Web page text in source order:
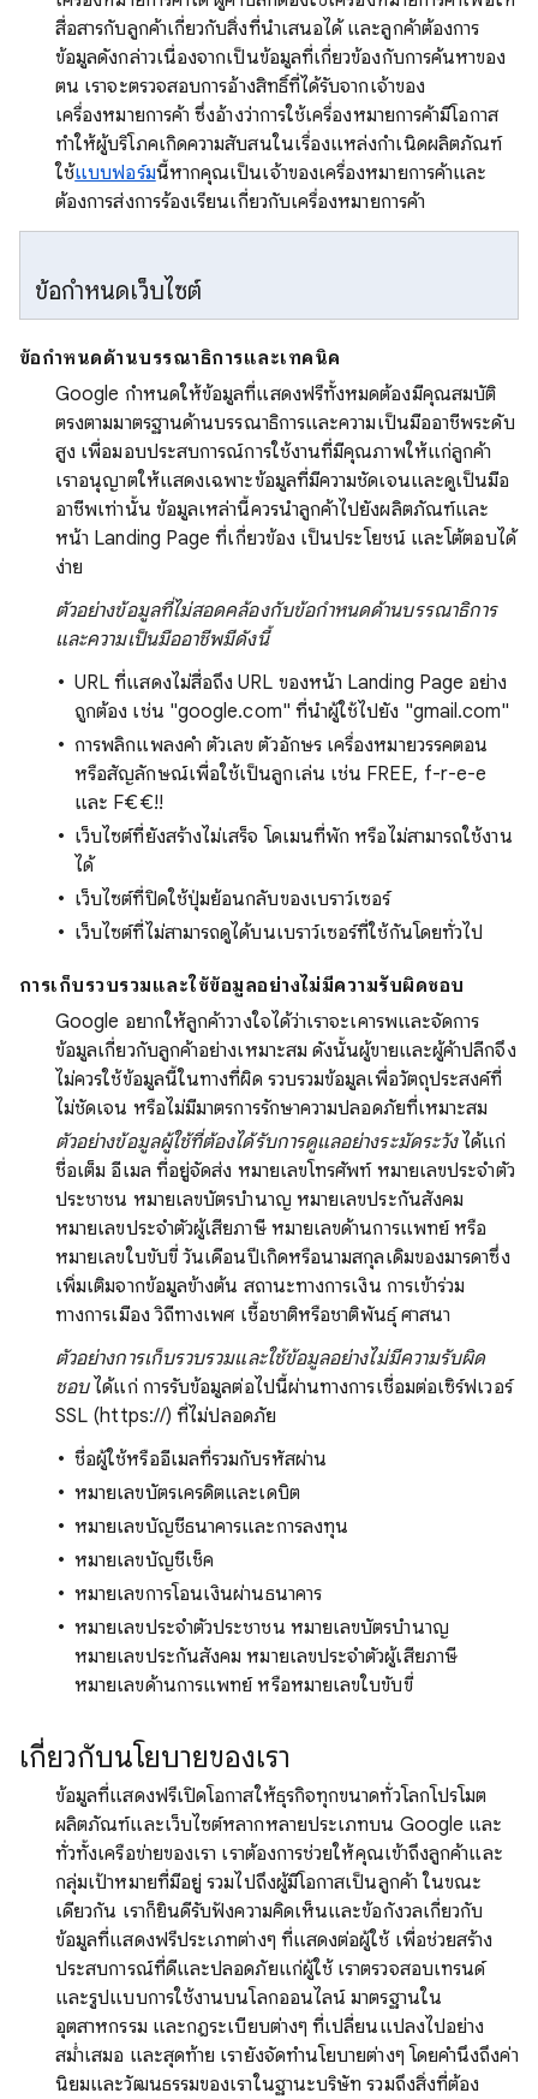
สื่อสารกับลูกค้าเกี่ยวกับสิ่งที่นำเสนอได้ และลูกค้าต้องการ
ข้อมูลดังกล่าวเนื่องจากเป็นข้อมูลที่เกี่ยวข้องกับการค้นหาของ
ตน เราจะตรวจสอบการอ้างสิทธิ์ที่ได้รับจากเจ้าของ
เครื่องหมายการค้า ซึ่งอ้างว่าการใช้เครื่องหมายการค้ามีโอกาส
ทำให้ผู้บริโภคเกิดความสับสนในเรื่องแหล่งกำเนิดผลิตภัณฑ์
ใช้แบบฟอร์มนี้หากคุณเป็นเจ้าของเครื่องหมายการค้าและ
ต้องการส่งการร้องเรียนเกี่ยวกับเครื่องหมายการค้า
ข้อกำหนดเว็บไซต์
ข้อกำหนดด้านบรรณาธิการและเทคนิค
Google กำหนดให้ข้อมูลที่แสดงฟรีทั้งหมดต้องมีคุณสมบัติ
ตรงตามมาตรฐานด้านบรรณาธิการและความเป็นมืออาชีพระดับ
สูง เพื่อมอบประสบการณ์การใช้งานที่มีคุณภาพให้แก่ลูกค้า
เราอนุญาตให้แสดงเฉพาะข้อมูลที่มีความชัดเจนและดูเป็นมือ
อาชีพเท่านั้น ข้อมูลเหล่านี้ควรนำลูกค้าไปยังผลิตภัณฑ์และ
หน้า Landing Page ที่เกี่ยวข้อง เป็นประโยชน์ และโต้ตอบได้
ง่าย
ตัวอย่างข้อมูลที่ไม่สอดคล้องกับข้อกำหนดด้านบรรณาธิการ
และความเป็นมืออาชีพมีดังนี้
URL ที่แสดงไม่สื่อถึง URL ของหน้า Landing Page อย่าง
ถูกต้อง เช่น "google.com" ที่นำผู้ใช้ไปยัง "gmail.com"
การพลิกแพลงคำ ตัวเลข ตัวอักษร เครื่องหมายวรรคตอน
หรือสัญลักษณ์เพื่อใช้เป็นลูกเล่น เช่น FREE, f-r-e-e
และ F₹€€!!
เว็บไซต์ที่ยังสร้างไม่เสร็จ โดเมนที่พัก หรือไม่สามารถใช้งาน
ได้
เว็บไซต์ที่ปิดใช้ปุ่มย้อนกลับของเบราว์เซอร์
เว็บไซต์ที่ไม่สามารถดูได้บนเบราว์เซอร์ที่ใช้กันโดยทั่วไป
การเก็บรวบรวมและใช้ข้อมูลอย่างไม่มีความรับผิดชอบ
Google อยากให้ลูกค้าวางใจได้ว่าเราจะเคารพและจัดการ
ข้อมูลเกี่ยวกับลูกค้าอย่างเหมาะสม ดังนั้นผู้ขายและผู้ค้าปลีกจึง
ไม่ควรใช้ข้อมูลนี้ในทางที่ผิด รวบรวมข้อมูลเพื่อวัตถุประสงค์ที่
ไม่ชัดเจน หรือไม่มีมาตรการรักษาความปลอดภัยที่เหมาะสม
ตัวอย่างข้อมูลผู้ใช้ที่ต้องได้รับการดูแลอย่างระมัดระวังได้แก่
ชื่อเต็ม อีเมล ที่อยู่จัดส่ง หมายเลขโทรศัพท์ หมายเลขประจำตัว
ประชาชน หมายเลขบัตรบำนาญ หมายเลขประกันสังคม
หมายเลขประจำตัวผู้เสียภาษี หมายเลขด้านการแพทย์ หรือ
หมายเลขใบขับขี่ วันเดือนปีเกิดหรือนามสกุลเดิมของมารดาซึ่ง
เพิ่มเติมจากข้อมูลข้างต้น สถานะทางการเงิน การเข้าร่วม
ทางการเมือง วิถีทางเพศ เชื้อชาติหรือชาติพันธุ์ ศาสนา
ตัวอย่างการเก็บรวบรวมและใช้ข้อมูลอย่างไม่มีความรับผิด
ชอบได้แก่ การรับข้อมูลต่อไปนี้ผ่านทางการเชื่อมต่อเซิร์ฟเวอร์
SSL (https://) ที่ไม่ปลอดภัย
ชื่อผู้ใช้หรืออีเมลที่รวมกับรหัสผ่าน
หมายเลขบัตรเครดิตและเดบิต
หมายเลขบัญชีธนาคารและการลงทุน
หมายเลขบัญชีเช็ค
หมายเลขการโอนเงินผ่านธนาคาร
หมายเลขประจำตัวประชาชน หมายเลขบัตรบำนาญ
หมายเลขประกันสังคม หมายเลขประจำตัวผู้เสียภาษี
หมายเลขด้านการแพทย์ หรือหมายเลขใบขับขี่
เกี่ยวกับนโยบายของเรา
ข้อมูลที่แสดงฟรีเปิดโอกาสให้ธุรกิจทุกขนาดทั่วโลกโปรโมต
ผลิตภัณฑ์และเว็บไซต์หลากหลายประเภทบน Google และ
ทั่วทั้งเครือข่ายของเรา เราต้องการช่วยให้คุณเข้าถึงลูกค้าและ
กลุ่มเป้าหมายที่มีอยู่ รวมไปถึงผู้มีโอกาสเป็นลูกค้า ในขณะ
เดียวกัน เราก็ยินดีรับฟังความคิดเห็นและข้อกังวลเกี่ยวกับ
ข้อมูลที่แสดงฟรีประเภทต่างๆ ที่แสดงต่อผู้ใช้ เพื่อช่วยสร้าง
ประสบการณ์ที่ดีและปลอดภัยแก่ผู้ใช้ เราตรวจสอบเทรนด์
และรูปแบบการใช้งานบนโลกออนไลน์ มาตรฐานใน
อุตสาหกรรม และกฎระเบียบต่างๆ ที่เปลี่ยนแปลงไปอย่าง
สม่ำเสมอ และสุดท้าย เรายังจัดทำนโยบายต่างๆ โดยคำนึงถึงค่า
นิยมและวัฒนธรรมของเราในฐานะบริษัท รวมถึงสิ่งที่ต้อง